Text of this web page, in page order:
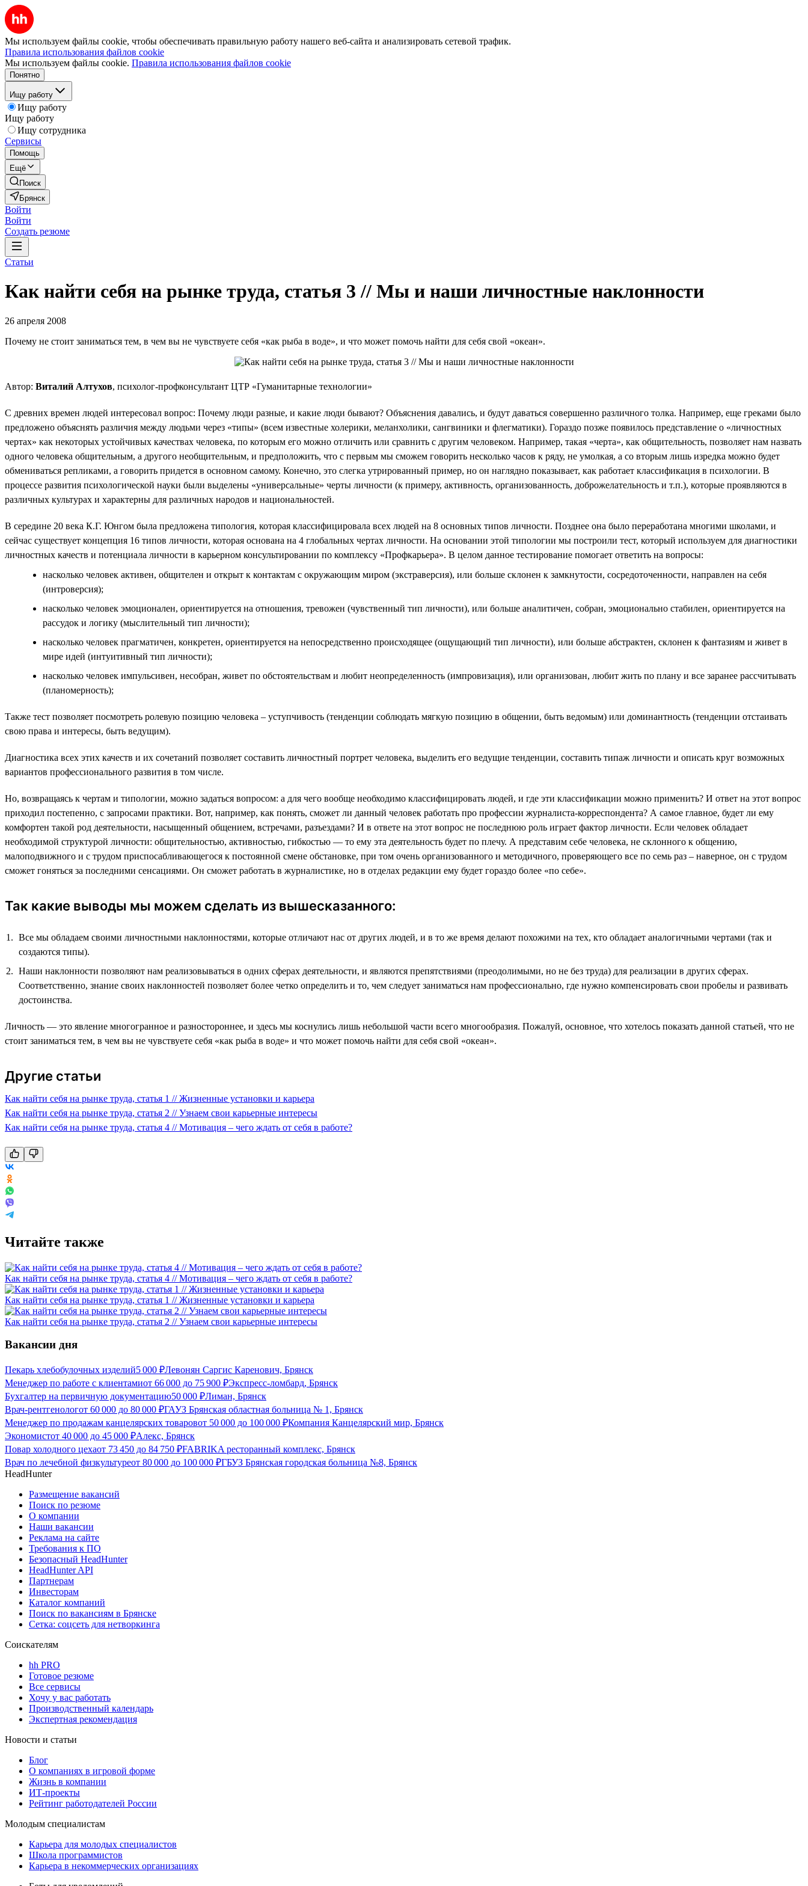
Мы используем файлы cookie, чтобы обеспечивать правильную работу нашего веб-сайта и анализировать сетевой трафик.
Правила использования файлов cookie
Мы используем файлы cookie. Правила использования файлов cookie
Понятно
Ищу работу
Ищу работу
Ищу работу
Ищу сотрудника
Сервисы
Помощь
Ещё
Поиск
Брянск
Войти
Войти
Создать резюме
Статьи
Как найти себя на рынке труда, статья 3 // Мы и наши личностные наклонности
26 апреля 2008
Почему не стоит заниматься тем, в чем вы не чувствуете себя «как рыба в воде», и что может помочь найти для себя свой «океан».
Автор: Виталий Алтухов, психолог-профконсультант ЦТР «Гуманитарные технологии»
С древних времен людей интересовал вопрос: Почему люди разные, и какие люди бывают? Объяснения давались, и будут даваться совершенно различного толка. Например, еще греками было
предложено объяснять различия между людьми через «типы» (всем известные холерики, меланхолики, сангвиники и флегматики). Гораздо позже появилось представление о «личностных
чертах» как некоторых устойчивых качествах человека, по которым его можно отличить или сравнить с другим человеком. Например, такая «черта», как общительность, позволяет нам назвать
одного человека общительным, а другого необщительным, и предположить, что с первым мы сможем говорить несколько часов к ряду, не умолкая, а со вторым лишь изредка можно будет
обмениваться репликами, а говорить придется в основном самому. Конечно, это слегка утрированный пример, но он наглядно показывает, как работает классификация в психологии. В
процессе развития психологической науки были выделены «универсальные» черты личности (к примеру, активность, организованность, доброжелательность и т.п.), которые проявляются в
различных культурах и характерны для различных народов и национальностей.
В середине 20 века К.Г. Юнгом была предложена типология, которая классифицировала всех людей на 8 основных типов личности. Позднее она было переработана многими школами, и
сейчас существует концепция 16 типов личности, которая основана на 4 глобальных чертах личности. На основании этой типологии мы построили тест, который используем для диагностики
личностных качеств и потенциала личности в карьерном консультировании по комплексу «Профкарьера». В целом данное тестирование помогает ответить на вопросы:
насколько человек активен, общителен и открыт к контактам с окружающим миром (экстраверсия), или больше склонен к замкнутости, сосредоточенности, направлен на себя
(интроверсия);
насколько человек эмоционален, ориентируется на отношения, тревожен (чувственный тип личности), или больше аналитичен, собран, эмоционально стабилен, ориентируется на
рассудок и логику (мыслительный тип личности);
насколько человек прагматичен, конкретен, ориентируется на непосредственно происходящее (ощущающий тип личности), или больше абстрактен, склонен к фантазиям и живет в
мире идей (интуитивный тип личности);
насколько человек импульсивен, несобран, живет по обстоятельствам и любит неопределенность (импровизация), или организован, любит жить по плану и все заранее рассчитывать
(планомерность);
Также тест позволяет посмотреть ролевую позицию человека – уступчивость (тенденции соблюдать мягкую позицию в общении, быть ведомым) или доминантность (тенденции отстаивать
свою права и интересы, быть ведущим).
Диагностика всех этих качеств и их сочетаний позволяет составить личностный портрет человека, выделить его ведущие тенденции, составить типаж личности и описать круг возможных
вариантов профессионального развития в том числе.
Но, возвращаясь к чертам и типологии, можно задаться вопросом: а для чего вообще необходимо классифицировать людей, и где эти классификации можно применить? И ответ на этот вопрос
приходил постепенно, с запросами практики. Вот, например, как понять, сможет ли данный человек работать про профессии журналиста-корреспондента? А самое главное, будет ли ему
комфортен такой род деятельности, насыщенный общением, встречами, разъездами? И в ответе на этот вопрос не последнюю роль играет фактор личности. Если человек обладает
необходимой структурой личности: общительностью, активностью, гибкостью — то ему эта деятельность будет по плечу. А представим себе человека, не склонного к общению,
малоподвижного и с трудом приспосабливающегося к постоянной смене обстановке, при том очень организованного и методичного, проверяющего все по семь раз – наверное, он с трудом
сможет гоняться за последними сенсациями. Он сможет работать в журналистике, но в отделах редакции ему будет гораздо более «по себе».
Так какие выводы мы можем сделать из вышесказанного:
Все мы обладаем своими личностными наклонностями, которые отличают нас от других людей, и в то же время делают похожими на тех, кто обладает аналогичными чертами (так и
создаются типы).
Наши наклонности позволяют нам реализовываться в одних сферах деятельности, и являются препятствиями (преодолимыми, но не без труда) для реализации в других сферах.
Соответственно, знание своих наклонностей позволяет более четко определить и то, чем следует заниматься нам профессионально, где нужно компенсировать свои пробелы и развивать
достоинства.
Личность — это явление многогранное и разностороннее, и здесь мы коснулись лишь небольшой части всего многообразия. Пожалуй, основное, что хотелось показать данной статьей, что не
стоит заниматься тем, в чем вы не чувствуете себя «как рыба в воде» и что может помочь найти для себя свой «океан».
Другие статьи
Как найти себя на рынке труда, статья 1 // Жизненные установки и карьера
Как найти себя на рынке труда, статья 2 // Узнаем свои карьерные интересы
Как найти себя на рынке труда, статья 4 // Мотивация – чего ждать от себя в работе?
Читайте также
Как найти себя на рынке труда, статья 4 // Мотивация – чего ждать от себя в работе?
Как найти себя на рынке труда, статья 1 // Жизненные установки и карьера
Как найти себя на рынке труда, статья 2 // Узнаем свои карьерные интересы
Вакансии дня
Пекарь хлебобулочных изделий5 000 ₽Левонян Саргис Каренович, Брянск
Менеджер по работе с клиентамиот 66 000 до 75 900 ₽Экспресс-ломбард, Брянск
Бухгалтер на первичную документацию50 000 ₽Лиман, Брянск
Врач-рентгенологот 60 000 до 80 000 ₽ГАУЗ Брянская областная больница № 1, Брянск
Менеджер по продажам канцелярских товаровот 50 000 до 100 000 ₽Компания Канцелярский мир, Брянск
Экономистот 40 000 до 45 000 ₽Алекс, Брянск
Повар холодного цехаот 73 450 до 84 750 ₽FABRIKA ресторанный комплекс, Брянск
Врач по лечебной физкультуреот 80 000 до 100 000 ₽ГБУЗ Брянская городская больница №8, Брянск
HeadHunter
Размещение вакансий
Поиск по резюме
О компании
Наши вакансии
Реклама на сайте
Требования к ПО
Безопасный HeadHunter
HeadHunter API
Партнерам
Инвесторам
Каталог компаний
Поиск по вакансиям в Брянске
Сетка: соцсеть для нетворкинга
Соискателям
hh PRO
Готовое резюме
Все сервисы
Хочу у вас работать
Производственный календарь
Экспертная рекомендация
Новости и статьи
Блог
О компаниях в игровой форме
Жизнь в компании
ИТ-проекты
Рейтинг работодателей России
Молодым специалистам
Карьера для молодых специалистов
Школа программистов
Карьера в некоммерческих организациях